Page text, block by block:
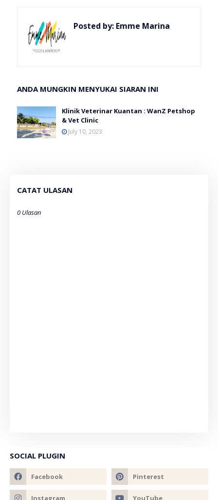
Posted by: Emme Marina
ANDA MUNGKIN MENYUKAI SIARAN INI
Klinik Veterinar Kuantan : WanZ Petshop
& Vet Clinic
July 10, 2023
CATAT ULASAN
0 Ulasan
SOCIAL PLUGIN